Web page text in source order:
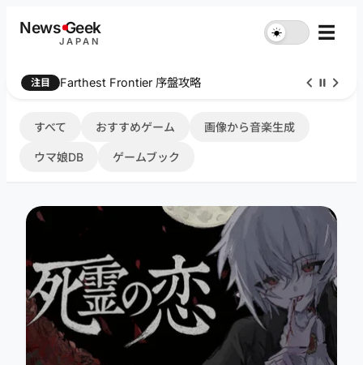
NewsGeek
JAPAN
☀︎ ☰
注目 Farthest Frontier 序盤攻略
すべて おすすめゲーム 画像から音楽生成
ウマ娘DB ゲームブック